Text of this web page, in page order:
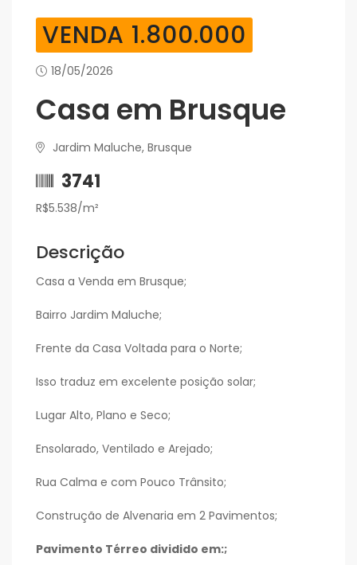
VENDA 1.800.000
18/05/2026
Casa em Brusque
Jardim Maluche, Brusque
3741
R$5.538/m²
Descrição
Casa a Venda em Brusque;
Bairro Jardim Maluche;
Frente da Casa Voltada para o Norte;
Isso traduz em excelente posição solar;
Lugar Alto, Plano e Seco;
Ensolarado, Ventilado e Arejado;
Rua Calma e com Pouco Trânsito;
Construção de Alvenaria em 2 Pavimentos;
Pavimento Térreo dividido em:;